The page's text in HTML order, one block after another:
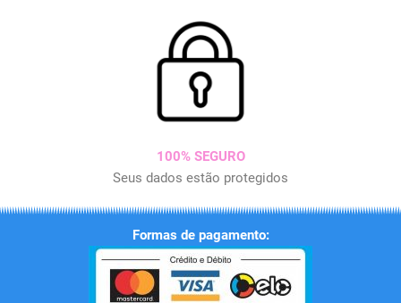
100% SEGURO
Seus dados estão protegidos
Formas de pagamento: